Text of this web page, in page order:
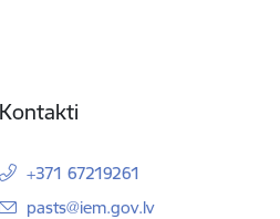
Kontakti
+371 67219261
E-pasts:
pasts@iem.gov.lv